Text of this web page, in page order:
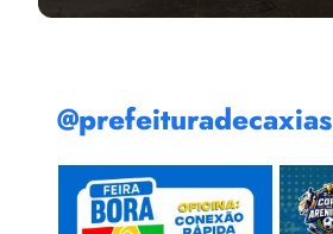
@prefeituradecaxias